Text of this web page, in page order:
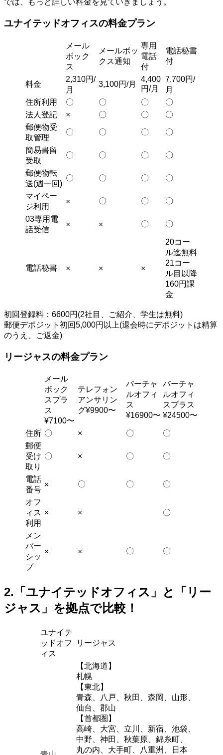
では、もっと詳しい料金を見ていきましょう。
ユナイテッドオフィスの料金プラン
メール
ボック
ス
メールボッ
クス通知
専用
電話
付
電話秘書
付
料金
2,310円/
月
3,100円/月
4,400
円/月
7,700円/
月
住所利用
〇 〇 〇
〇
法人登記
× 〇 〇
〇
郵便物受
取管理
〇 〇 〇 〇
簡易書留
受取
〇 〇 〇 〇
郵便物転
送(週一回)
〇 〇 〇 〇
マイペー
ジ利用
× 〇 〇 〇
03専用電
話受信
× × 〇 〇
電話秘書 × × ×
20コー
ル迄無料
21コー
ル目以降
160円課
金
初回登録料：6600円(2社目、ご紹介、学生は無料)
郵便デポジット初回5,000円以上(退会時にデポジットは精算
のうえ、ご返金)
リージャスの料金プラン
メール
ボック
スプラ
ス
¥7100〜
テレフォン
アンサリン
グ¥9900〜
バーチャ
ルオフィ
ス
¥16900〜
バーチャ
ルオフィ
スプラス
¥24500〜
住所 〇 × 〇
〇
郵便
受け
取り
〇 × 〇 〇
電話
番号
× 〇 〇 〇
オフ
ィス
利用
× × 〇
メン
バー
シッ
プ
× × 〇 〇
2.「ユナイテッドオフィス」と「リー
ジャス」を拠点で比較！
ユナイテ
ッドオフ
ィス
リージャス
【北海道】
札幌
【東北】
青森、八戸、秋田、森岡、山形、
仙台、郡山
【首都圏】
高崎、大宮、立川、新宿、池袋、
中野、神田、秋葉原、錦糸町、
丸の内、大手町、八重洲、日本